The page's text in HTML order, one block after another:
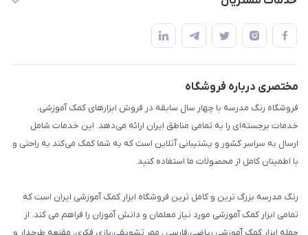
استایل معلم و دانش آموز
بازی و نمایش
تزئین کلاس
طرح های تشویقی
گیفت ها و جوایز
سایر محصولات
قوانین و مقررات
حریم خصوصی
مختصری درباره فروشگاه
فروشگاه رنگ مدرسه با چهار سال سابقه در فروش ابزارهای کمک آموزشی،
خدمات برجسته‌ای را به تمامی مناطق ایران ارائه می‌دهد. این خدمات شامل
ارسال به سراسر کشور و پشتیبانی آنلاین است که به شما کمک می‌کند به راحتی و
با اطمینان کامل از محصولات ما استفاده کنید.
رنگ مدرسه بزرگ ترین و کامل ترین فروشگاه ابزار کمک آموزشی ایران است که
تمامی ابزار کمک آموزشی مورد نیاز معلمان و دانش آموزان را فراهم می کند. از
جمله ابزار کمک آموزشی ریاضی،فارسی ، مهر تشویقی،بازی فکری، مقنعه طرحدار و